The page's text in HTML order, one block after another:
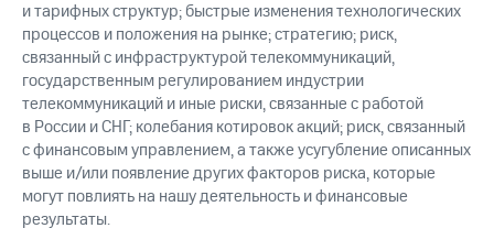
и тарифных структур; быстрые изменения технологических
процессов и положения на рынке; стратегию; риск,
связанный с инфраструктурой телекоммуникаций,
государственным регулированием индустрии
телекоммуникаций и иные риски, связанные с работой
в России и СНГ; колебания котировок акций; риск, связанный
с финансовым управлением, а также усугубление описанных
выше и/или появление других факторов риска, которые
могут повлиять на нашу деятельность и финансовые
результаты.